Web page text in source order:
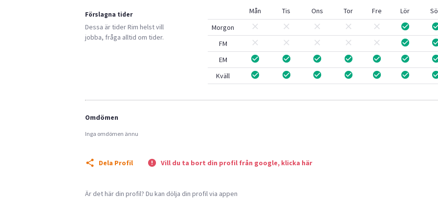
Förslagna tider
Dessa är tiderRim helst vill
jobba, fråga alltid om tider.
Mån Tis Ons Tor Fre Lör
Morgon
FM
EM
Kväll
Omdömen
Inga omdömen ännu
Dela Profil Vill du ta bort din profil från google, klicka här
Är det här din profil? Du kan dölja din profil via appen